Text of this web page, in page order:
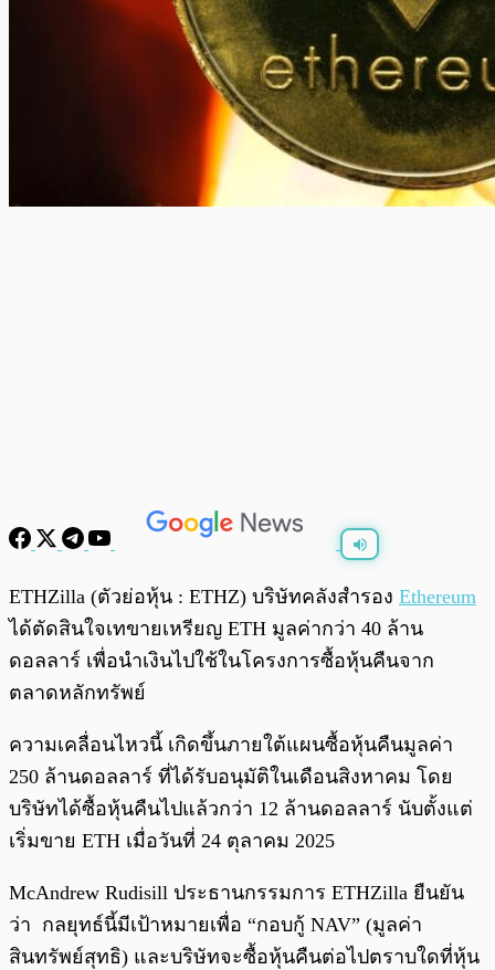
พร้อมเล่น
ETHZilla (ตัวย่อหุ้น : ETHZ) บริษัทคลังสำรอง Ethereum
ได้ตัดสินใจเทขายเหรียญ ETH มูลค่ากว่า 40 ล้าน
ดอลลาร์ เพื่อนำเงินไปใช้ในโครงการซื้อหุ้นคืนจาก
ตลาดหลักทรัพย์
ความเคลื่อนไหวนี้ เกิดขึ้นภายใต้แผนซื้อหุ้นคืนมูลค่า
250 ล้านดอลลาร์ ที่ได้รับอนุมัติในเดือนสิงหาคม โดย
บริษัทได้ซื้อหุ้นคืนไปแล้วกว่า 12 ล้านดอลลาร์ นับตั้งแต่
เริ่มขาย ETH เมื่อวันที่ 24 ตุลาคม 2025
McAndrew Rudisill ประธานกรรมการ ETHZilla ยืนยัน
ว่า กลยุทธ์นี้มีเป้าหมายเพื่อ “กอบกู้ NAV” (มูลค่า
สินทรัพย์สุทธิ) และบริษัทจะซื้อหุ้นคืนต่อไปตราบใดที่หุ้น